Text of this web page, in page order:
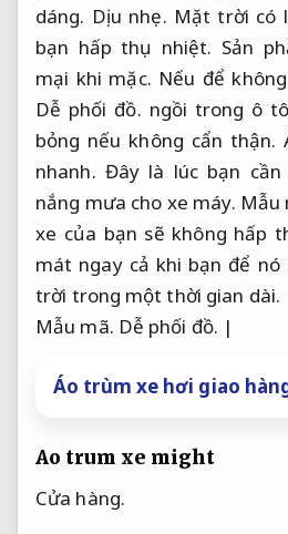
dáng. Dịu nhẹ. Mặt trời có
bạn hấp thụ nhiệt. Sản
mại khi mặc. Nếu để
Dễ phối đồ. ngồi trong ô
bỏng nếu không cẩn thận.
nhanh. Đây là lúc bạn
nắng mưa cho xe máy. Mẫu
xe của bạn sẽ không hấp
mát ngay cả khi bạn để
trời trong một thời gian dài.
Mẫu mã. Dễ phối đồ. |
Áo trùm xe hơi giao
Ao trum xe might
Cửa hàng.